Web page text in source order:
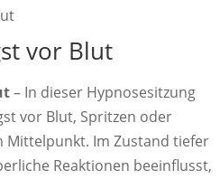
vor Blut
– In dieser Hypnosesitzung
vor Blut, Spritzen oder
Mittelpunkt. Im Zustand tiefer
Reaktionen beeinflusst,